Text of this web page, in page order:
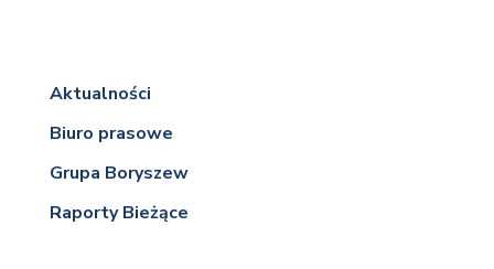
Aktualności
Biuro prasowe
Grupa Boryszew
Raporty Bieżące